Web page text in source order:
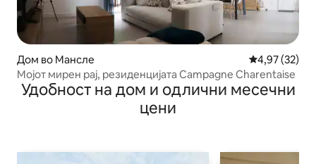
Дом во Мансле Просечна
4,97 (32)
Мојот мирен рај, резиденцијата Campagne Charentaise
Удобност на дом и одлични месечни
цени